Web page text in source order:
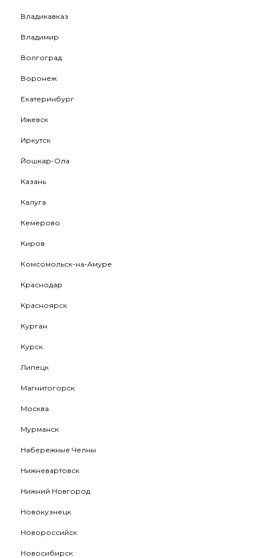
Владикавказ
Владимир
Волгоград
Воронеж
Екатеринбург
Ижевск
Иркутск
Йошкар-Ола
Казань
Калуга
Кемерово
Киров
Комсомольск-на-Амуре
Краснодар
Красноярск
Курган
Курск
Липецк
Магнитогорск
Москва
Мурманск
Набережные Челны
Нижневартовск
Нижний Новгород
Новокузнецк
Новороссийск
Новосибирск